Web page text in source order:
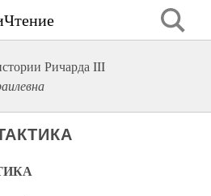
Ричарда III